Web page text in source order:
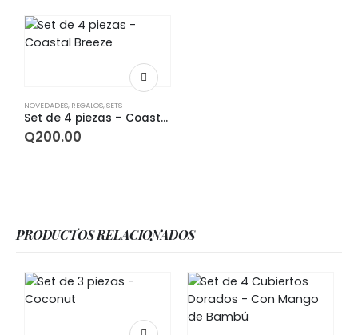
NOVEDADES, REGALOS,SETS
Set de 4 piezas – Coastal Breeze
Q200.00
PRODUCTOS RELACIONADOS